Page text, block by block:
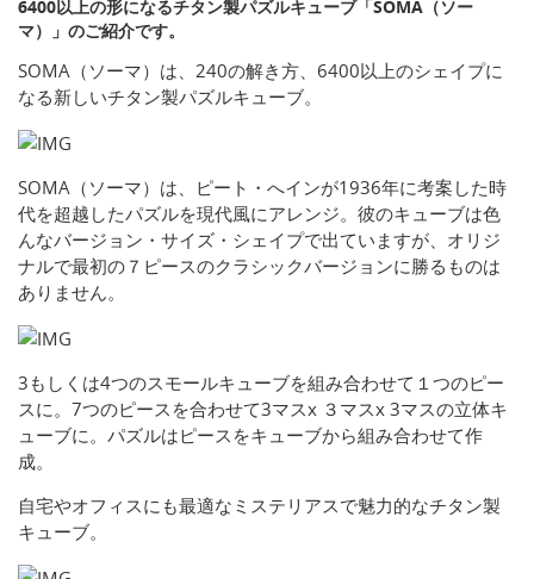
6400以上の形になるチタン製パズルキューブ「SOMA（ソー
マ）」のご紹介です。
SOMA（ソーマ）は、240の解き方、6400以上のシェイプに
なる新しいチタン製パズルキューブ。
SOMA（ソーマ）は、ピート・へインが1936年に考案した時
代を超越したパズルを現代風にアレンジ。彼のキューブは色
んなバージョン・サイズ・シェイプで出ていますが、オリジ
ナルで最初の７ピースのクラシックバージョンに勝るものは
ありません。
3もしくは4つのスモールキューブを組み合わせて１つのピー
スに。7つのピースを合わせて3マスx ３マスx 3マスの立体キ
ューブに。パズルはピースをキューブから組み合わせて作
成。
自宅やオフィスにも最適なミステリアスで魅力的なチタン製
キューブ。